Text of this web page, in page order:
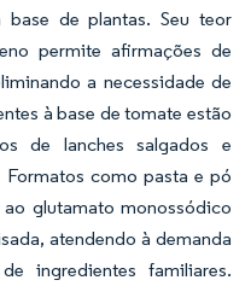
de plantas. Seu teor
permite afirmações de
a necessidade de
à base de tomate estão
de lanches salgados e
como pasta e pó
glutamato monossódico
atendendo à demanda
ingredientes familiares.